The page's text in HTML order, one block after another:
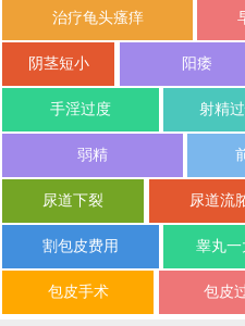
治疗龟头瘙痒
阴茎短小 阳痿
手淫过度 射精
弱精
尿道下裂 尿道流
割包皮费用 睾丸一
包皮手术 包皮